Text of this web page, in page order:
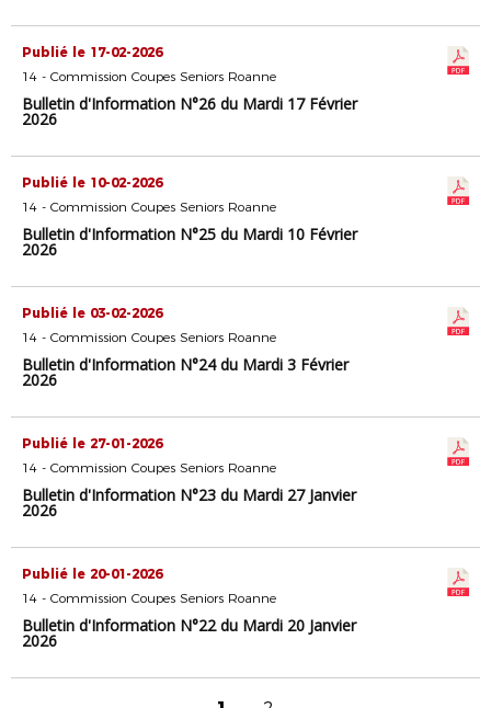
Publié le 17-02-2026
14 - Commission Coupes Seniors Roanne
Bulletin d'Information N°26 du Mardi 17 Février
2026
Publié le 10-02-2026
14 - Commission Coupes Seniors Roanne
Bulletin d'Information N°25 du Mardi 10 Février
2026
Publié le 03-02-2026
14 - Commission Coupes Seniors Roanne
Bulletin d'Information N°24 du Mardi 3 Février
2026
Publié le 27-01-2026
14 - Commission Coupes Seniors Roanne
Bulletin d'Information N°23 du Mardi 27 Janvier
2026
Publié le 20-01-2026
14 - Commission Coupes Seniors Roanne
Bulletin d'Information N°22 du Mardi 20 Janvier
2026